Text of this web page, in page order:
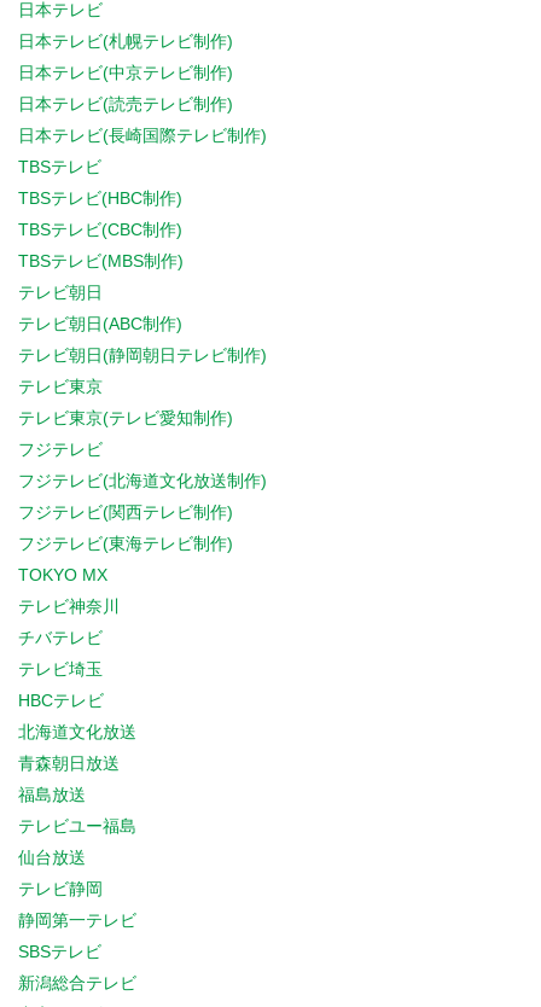
日本テレビ
日本テレビ(札幌テレビ制作)
日本テレビ(中京テレビ制作)
日本テレビ(読売テレビ制作)
日本テレビ(長崎国際テレビ制作)
TBSテレビ
TBSテレビ(HBC制作)
TBSテレビ(CBC制作)
TBSテレビ(MBS制作)
テレビ朝日
テレビ朝日(ABC制作)
テレビ朝日(静岡朝日テレビ制作)
テレビ東京
テレビ東京(テレビ愛知制作)
フジテレビ
フジテレビ(北海道文化放送制作)
フジテレビ(関西テレビ制作)
フジテレビ(東海テレビ制作)
TOKYO MX
テレビ神奈川
チバテレビ
テレビ埼玉
HBCテレビ
北海道文化放送
青森朝日放送
福島放送
テレビユー福島
仙台放送
テレビ静岡
静岡第一テレビ
SBSテレビ
新潟総合テレビ